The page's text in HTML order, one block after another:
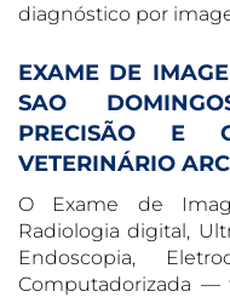
diagnóstico por
EXAME DE
SAO
PRECISÃO E
VETERINÁRIO
O Exame de
Radiologia digital,
Endoscopia,
Computadorizada —